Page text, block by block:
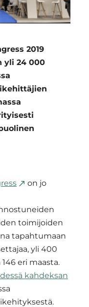
2019
yli 24 000
on jo
toimijoiden
tapahtumaan
yli 400
eri maasta.
kahdeksan